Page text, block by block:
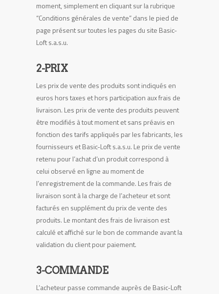
moment, simplement en cliquant sur la rubrique
“Conditions générales de vente” dans le pied de
page présent sur toutes les pages du site Basic-
Loft s.a.s.u.
2-PRIX
Les prix de vente des produits sont indiqués en
euros hors taxes et hors participation aux frais de
livraison. Les prix de vente des produits peuvent
être modifiés à tout moment et sans préavis en
fonction des tarifs appliqués par les fabricants, les
fournisseurs et Basic-Loft s.a.s.u. Le prix de vente
retenu pour l’achat d’un produit correspond à
celui observé en ligne au moment de
l’enregistrement de la commande. Les frais de
livraison sont à la charge de l’acheteur et sont
facturés en supplément du prix de vente des
produits. Le montant des frais de livraison est
calculé et affiché sur le bon de commande avant la
validation du client pour paiement.
3-COMMANDE
L’acheteur passe commande auprès de Basic-Loft